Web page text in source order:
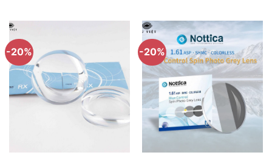
này
có
nhiều
biến
Các
-20% -20%